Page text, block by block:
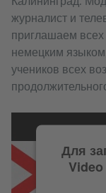
журналист и
приглашаем
немецким
учеников всех
Для